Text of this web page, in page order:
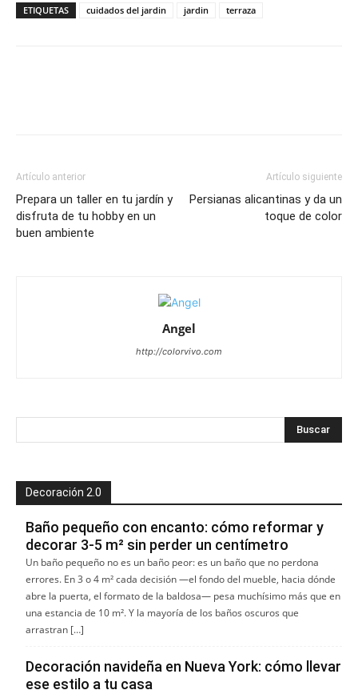
ETIQUETAS cuidados del jardin jardin terraza
Artículo anterior
Prepara un taller en tu jardín y
disfruta de tu hobby en un
buen ambiente
Artículo siguiente
Persianas alicantinas y da un
toque de color
Angel
http://colorvivo.com
Decoración 2.0
Baño pequeño con encanto: cómo reformar y
decorar 3-5 m² sin perder un centímetro
Un baño pequeño no es un baño peor: es un baño que no perdona
errores. En 3 o 4 m² cada decisión —el fondo del mueble, hacia dónde
abre la puerta, el formato de la baldosa— pesa muchísimo más que en
una estancia de 10 m². Y la mayoría de los baños oscuros que
arrastran […]
Decoración navideña en Nueva York: cómo llevar
ese estilo a tu casa